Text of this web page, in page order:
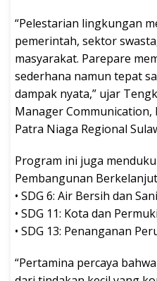
“Pelestarian lingkungan
pemerintah, sektor
masyarakat. Parepare
sederhana namun tepat
dampak nyata,” ujar
Manager Communication,
Patra Niaga Regional
Program ini juga
Pembangunan
• SDG 6: Air Bersih dan
• SDG 11: Kota dan
• SDG 13: Penanganan
“Pertamina percaya